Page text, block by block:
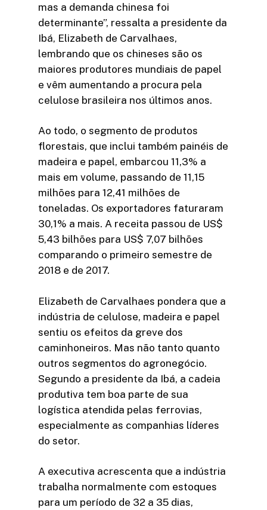
mas a demanda chinesa foi
determinante”, ressalta a presidente da
Ibá, Elizabeth de Carvalhaes,
lembrando que os chineses são os
maiores produtores mundiais de papel
e vêm aumentando a procura pela
celulose brasileira nos últimos anos.
Ao todo, o segmento de produtos
florestais, que inclui também painéis de
madeira e papel, embarcou 11,3% a
mais em volume, passando de 11,15
milhões para 12,41 milhões de
toneladas. Os exportadores faturaram
30,1% a mais. A receita passou de US$
5,43 bilhões para US$ 7,07 bilhões
comparando o primeiro semestre de
2018 e de 2017.
Elizabeth de Carvalhaes pondera que a
indústria de celulose, madeira e papel
sentiu os efeitos da greve dos
caminhoneiros. Mas não tanto quanto
outros segmentos do agronegócio.
Segundo a presidente da Ibá, a cadeia
produtiva tem boa parte de sua
logística atendida pelas ferrovias,
especialmente as companhias líderes
do setor.
A executiva acrescenta que a indústria
trabalha normalmente com estoques
para um período de 32 a 35 dias,